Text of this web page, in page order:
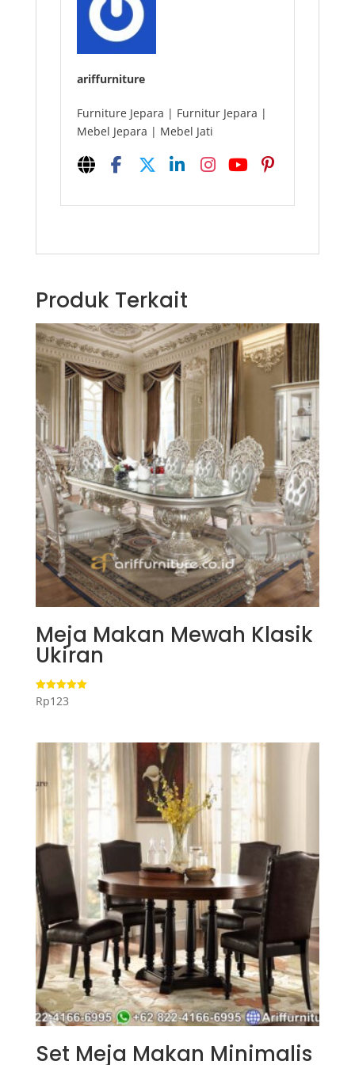
ariffurniture
Furniture Jepara | Furnitur Jepara |
Mebel Jepara | Mebel Jati
Produk Terkait
Meja Makan Mewah Klasik
Ukiran
Dinilai
5.00
Rp123
Set Meja Makan Minimalis